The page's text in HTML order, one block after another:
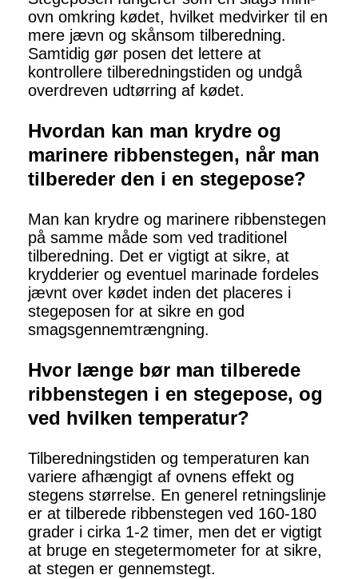
ovn omkring kødet, hvilket medvirker til en
mere jævn og skånsom tilberedning.
Samtidig gør posen det lettere at
kontrollere tilberedningstiden og undgå
overdreven udtørring af kødet.
Hvordan kan man krydre og
marinere ribbenstegen, når man
tilbereder den i en stegepose?
Man kan krydre og marinere ribbenstegen
på samme måde som ved traditionel
tilberedning. Det er vigtigt at sikre, at
krydderier og eventuel marinade fordeles
jævnt over kødet inden det placeres i
stegeposen for at sikre en god
smagsgennemtrængning.
Hvor længe bør man tilberede
ribbenstegen i en stegepose, og
ved hvilken temperatur?
Tilberedningstiden og temperaturen kan
variere afhængigt af ovnens effekt og
stegens størrelse. En generel retningslinje
er at tilberede ribbenstegen ved 160-180
grader i cirka 1-2 timer, men det er vigtigt
at bruge en stegetermometer for at sikre,
at stegen er gennemstegt.